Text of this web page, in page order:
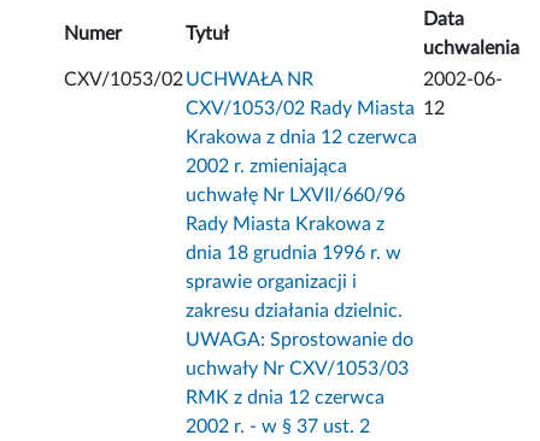
Numer Tytuł
Data
uchwalenia
CXV/1053/02UCHWAŁA NR
CXV/1053/02 Rady Miasta
Krakowa z dnia 12 czerwca
2002 r. zmieniająca
uchwałę Nr LXVII/660/96
Rady Miasta Krakowa z
dnia 18 grudnia 1996 r. w
sprawie organizacji i
zakresu działania dzielnic.
UWAGA: Sprostowanie do
uchwały Nr CXV/1053/03
RMK z dnia 12 czerwca
2002 r. - w § 37 ust. 2
2002-06-
12